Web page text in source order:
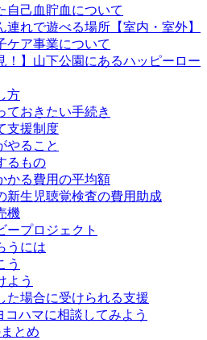
自己血貯血について
連れで遊べる場所【室内・室外】
ケア事業について
！】山下公園にあるハッピーロー
方
ておきたい手続き
支援制度
やること
るもの
かる費用の平均額
新生児聴覚検査の費用助成
機
ープロジェクト
うには
う
よう
た場合に受けられる支援
コハマに相談してみよう
とめ